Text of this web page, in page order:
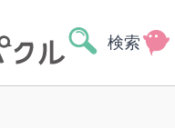
検索